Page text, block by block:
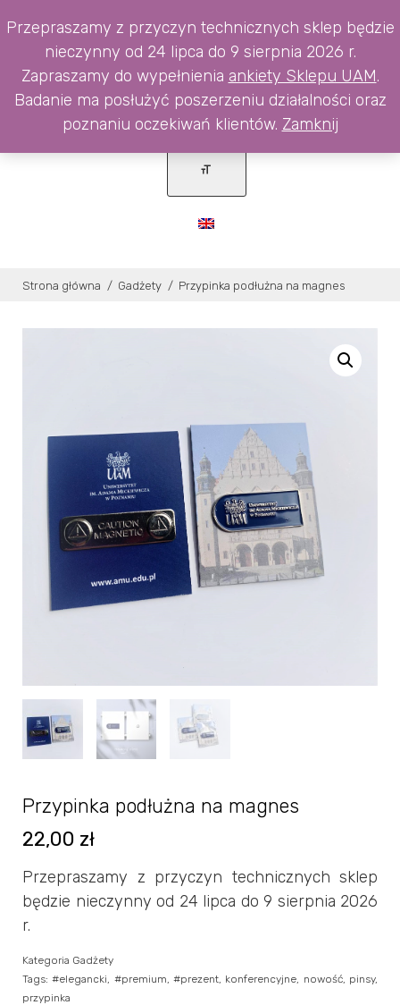
to
content
0
Strona główna / Gadżety / Przypinka podłużna na magnes
Przypinka podłużna na magnes
22,00 zł
Przepraszamy z przyczyn technicznych sklep
będzie nieczynny od 24 lipca do 9 sierpnia 2026
r.
Kategoria Gadżety
Tags:#elegancki #premium ,#prezent konferencyjne nowość, pinsy,
przypinka
Przepraszamy z przyczyn technicznych sklep będzie
nieczynny od 24 lipca do 9 sierpnia 2026 r.
Zapraszamy do wypełnienia ankiety Sklepu UAM.
Badanie ma posłużyć poszerzeniu działalności oraz
poznaniu oczekiwań klientów. Zamknij